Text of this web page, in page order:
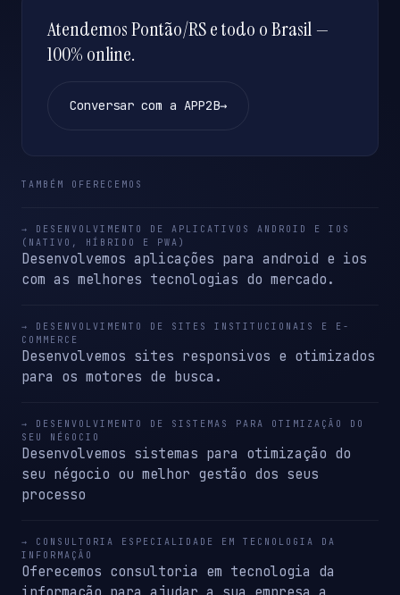
Atendemos Pontão/RS e todo o Brasil —
100% online.
Conversar com a APP2B→
TAMBÉM OFERECEMOS
→ DESENVOLVIMENTO DE APLICATIVOS ANDROID E IOS
(NATIVO, HÍBRIDO E PWA)
Desenvolvemos aplicações para android e ios
com as melhores tecnologias do mercado.
→ DESENVOLVIMENTO DE SITES INSTITUCIONAIS E E-
COMMERCE
Desenvolvemos sites responsivos e otimizados
para os motores de busca.
→ DESENVOLVIMENTO DE SISTEMAS PARA OTIMIZAÇÃO DO
SEU NÉGOCIO
Desenvolvemos sistemas para otimização do
seu négocio ou melhor gestão dos seus
processo
→ CONSULTORIA ESPECIALIDADE EM TECNOLOGIA DA
INFORMAÇÃO
Oferecemos consultoria em tecnologia da